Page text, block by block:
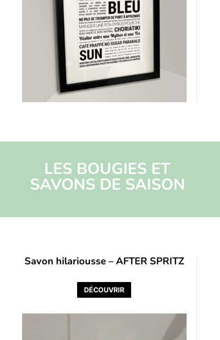
LES BOUGIES ET
SAVONS DE SAISON
Savon hilariousse – AFTER SPRITZ
DÉCOUVRIR